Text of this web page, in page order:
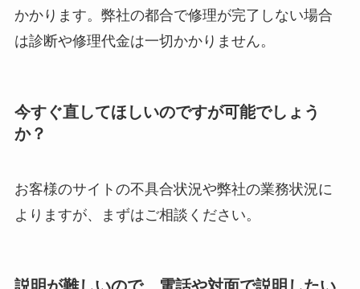
かかります。弊社の都合で修理が完了しない場合
は診断や修理代金は一切かかりません。
今すぐ直してほしいのですが可能でしょう
か？
お客様のサイトの不具合状況や弊社の業務状況に
よりますが、まずはご相談ください。